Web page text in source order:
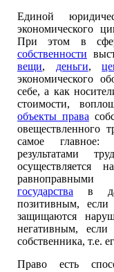
Единой
экономического
При этом в
собственности
вещи, деньги,
экономического
себе, а как
стоимости,
объекты права
овеществленного
самое главное:
результатами
осуществляется
равноправными
государства в
позитивным, если
защищаются
негативным, если
собственника, т.е.
Право есть